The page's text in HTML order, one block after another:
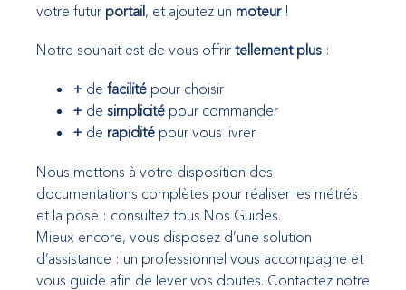
votre futur portail, et ajoutez un moteur!
Notre souhait est de vous offrir tellement plus :
+ de facilité pour choisir
+ de simplicité pour commander
+ de rapidité pour vous livrer.
Nous mettons à votre disposition des
documentations complètes pour réaliser les métrés
et la pose : consultez tous Nos Guides.
Mieux encore, vous disposez d’une solution
d’assistance : un professionnel vous accompagne et
vous guide afin de lever vos doutes. Contactez notre